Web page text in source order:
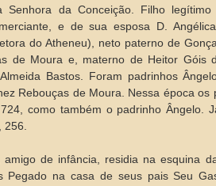
da Conceição. Filho legítimo
e de sua esposa D.
do Atheneu), neto paterno de
de Moura e, materno de Heitor Góis
Bastos. Foram padrinhos
Rebouças de Moura. Nessa época os
como também o padrinho Ângelo.
de infância, residia na esquina
Pegado na casa de seus pais Seu